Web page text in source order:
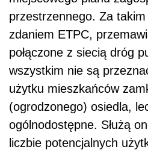
przestrzennego. Za
zdaniem ETPC,
połączone z siecią dróg
wszystkim nie są
użytku mieszkańców
(ogrodzonego) osiedla,
ogólnodostępne. Służą
liczbie potencjalnych